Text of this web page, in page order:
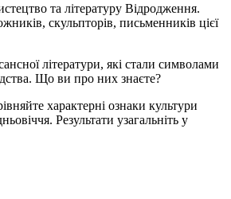
та літературу Відродження.
скульпторів, письменників цієї
літератури, які стали символами
Що ви про них знаєте?
характерні ознаки культури
Результати узагальніть у